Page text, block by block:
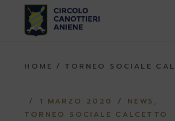
content
HOME TORNEO SOCIALE
1 MARZO 2020
NEWS
TORNEO SOCIALE CALCETTO